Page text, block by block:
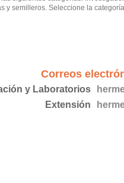
y semilleros. Seleccione la
Correos
y Laboratorios
Extensión